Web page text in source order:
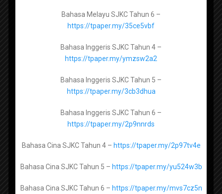
Popular Posts
Contact Us
Untuk beriklan di web dan telegram, hubungi
kami melalui whatsapp di
hubungi kami di
Sebarang masalah, aduan, keperluan dan
hubungi kami di emel
Manahij Ulum Islamiyah Tingkatan 4 -
https://tpaper.my/yckum5yz
Manahij Ulum Islamiyah Tingkatan 5 -
https://tpaper.my/yckx87h8
https://tpaper.my/2p9efwcr
https://tpaper.my/2s4znw8b
Pendidikan Syariah Islamiah Tingkatan 4 -
Bahasa Melayu SJKC Tahun 6 –
https://tpaper.my/35ce5vbf
Bahasa Inggeris SJKC Tahun 4 –
https://tpaper.my/ymzsw2a2
Bahasa Inggeris SJKC Tahun 5 –
https://tpaper.my/3cb3dhua
Bahasa Inggeris SJKC Tahun 6 –
https://tpaper.my/2p9nnrds
Bahasa Cina SJKC Tahun 4 – https://tpaper.my/2p97tv4e
Bahasa Cina SJKC Tahun 5 – https://tpaper.my/yu524w3b
Bahasa Cina SJKC Tahun 6 – https://tpaper.my/mvs7cz5n